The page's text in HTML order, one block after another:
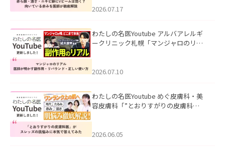
した。
2026.07.17
わたしの名医Youtube アルバアレルギ
ークリニック札幌「マンジャロのリア
た。
2026.07.10
わたしの名医Youtube めぐ皮膚科・美
容皮膚科「”とおりすがりの皮膚科
2026.06.05